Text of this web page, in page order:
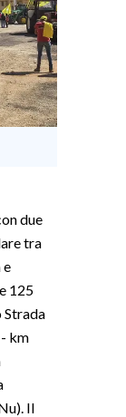
due
tra
e
125
Strada
km
Il